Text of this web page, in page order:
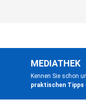
MEDIATHEK
Kennen Sie schon
praktischen Tipps